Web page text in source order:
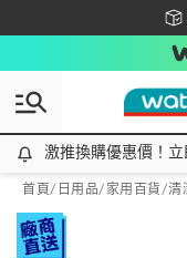
激推換購優惠價！立即
激推換購優惠價！
首頁/ 日用品/ 家用百貨/清